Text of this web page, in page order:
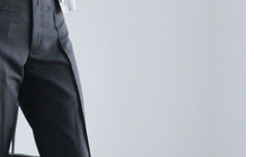
哥大股份有限公司」（以下簡稱本公司）所提供，讓
本服務購買商品或服務，並由商店將買賣／分期付款
司後，依約使用本公司帳單繳交帳款。
大哥付你分期」之契約關係目的，商店將以您的個人
或地址）提供予台灣大哥大進項蒐集、處理及利用，
分期帳單所需資料之確認、核對及更正。
請詳閱以下連結：https://oppay.tw/userRule
您將收到繳費通知簡訊。
後14天內，點擊此簡訊中的連結，可透過四大超商／
元方式進行付款，方視為交易完成。
成當下不需立刻繳費，但若您需要取消訂單，請聯絡
商家同意取消之訂單仍視為有效，需透過AFTEE先享
AFTEE先享後付 」之結帳頁面顯示為準，若有關於
需取消欲退款等相關疑問，請聯繫「AFTEE先享後付
netprotections.freshdesk.com/support/home
含以上)免運費
含以上)免運費
含以上)免運費